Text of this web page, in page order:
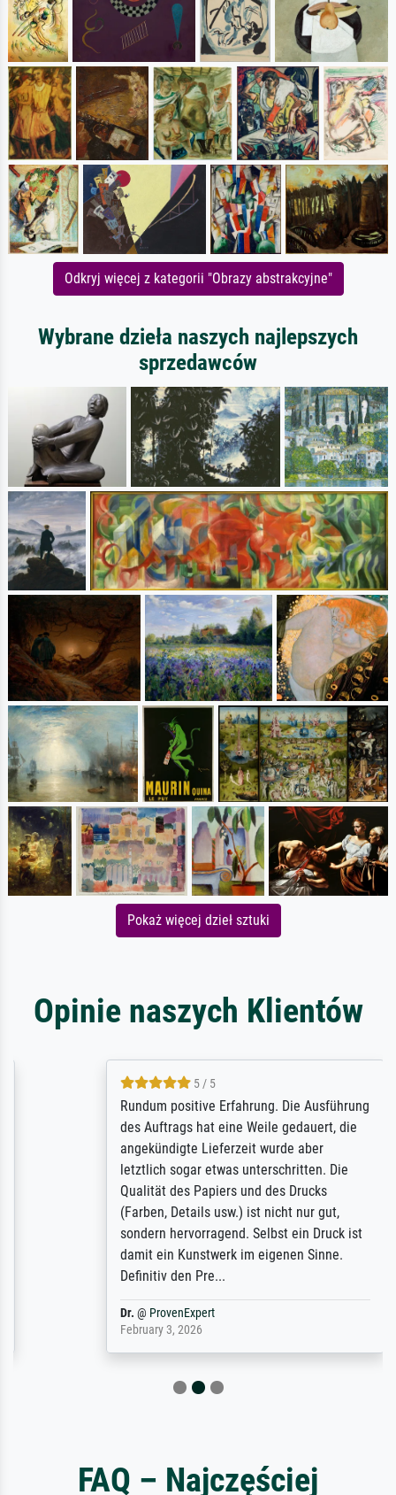
Odkryj więcej z kategorii "Obrazy abstrakcyjne"
Wybrane dzieła naszych najlepszych
sprzedawców
Pokaż więcej dzieł sztuki
Opinie naszych Klientów
5 / 5
Rundum positive Erfahrung. Die Ausführung
des Auftrags hat eine Weile gedauert, die
angekündigte Lieferzeit wurde aber
letztlich sogar etwas unterschritten. Die
Qualität des Papiers und des Drucks
(Farben, Details usw.) ist nicht nur gut,
sondern hervorragend. Selbst ein Druck ist
damit ein Kunstwerk im eigenen Sinne.
Definitiv den Pre...
ProvenExpert
February 3, 2026
FAQ – Najczęściej